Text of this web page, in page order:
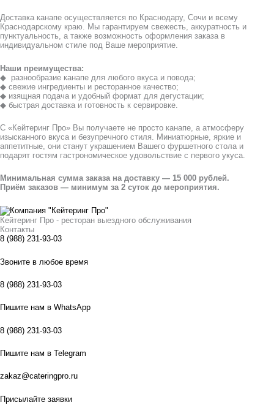
Доставка канапе осуществляется по Краснодару, Сочи и всему
Краснодарскому краю. Мы гарантируем свежесть, аккуратность и
пунктуальность, а также возможность оформления заказа в
индивидуальном стиле под Ваше мероприятие.
Наши преимущества:
◆ разнообразие канапе для любого вкуса и повода;
◆ свежие ингредиенты и ресторанное качество;
◆ изящная подача и удобный формат для дегустации;
◆ быстрая доставка и готовность к сервировке.
С «Кейтеринг Про» Вы получаете не просто канапе, а атмосферу
изысканного вкуса и безупречного стиля. Миниатюрные, яркие и
аппетитные, они станут украшением Вашего фуршетного стола и
подарят гостям гастрономическое удовольствие с первого укуса.
Минимальная сумма заказа на доставку — 15 000 рублей.
Приём заказов — минимум за 2 суток до мероприятия.
Кейтеринг Про - ресторан выездного обслуживания
Контакты
8 (988) 231-93-03
Звоните в любое время
8 (988) 231-93-03
Пишите нам в WhatsApp
8 (988) 231-93-03
Пишите нам в Telegram
zakaz@cateringpro.ru
Присылайте заявки